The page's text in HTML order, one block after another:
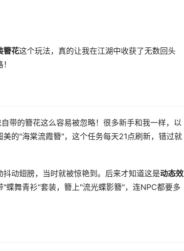
簪花这个玩法，真的让我在江湖中收获了无数回头
带的簪花这么容易被忽略！很多新手和我一样，以
美的"海棠流霞簪"，这个任务每天21点刷新，错过就
动翅膀，当时就被惊艳到。后来才知道这是动态效
蝶舞青衫"套装，簪上"流光蝶影簪"，连NPC都要多